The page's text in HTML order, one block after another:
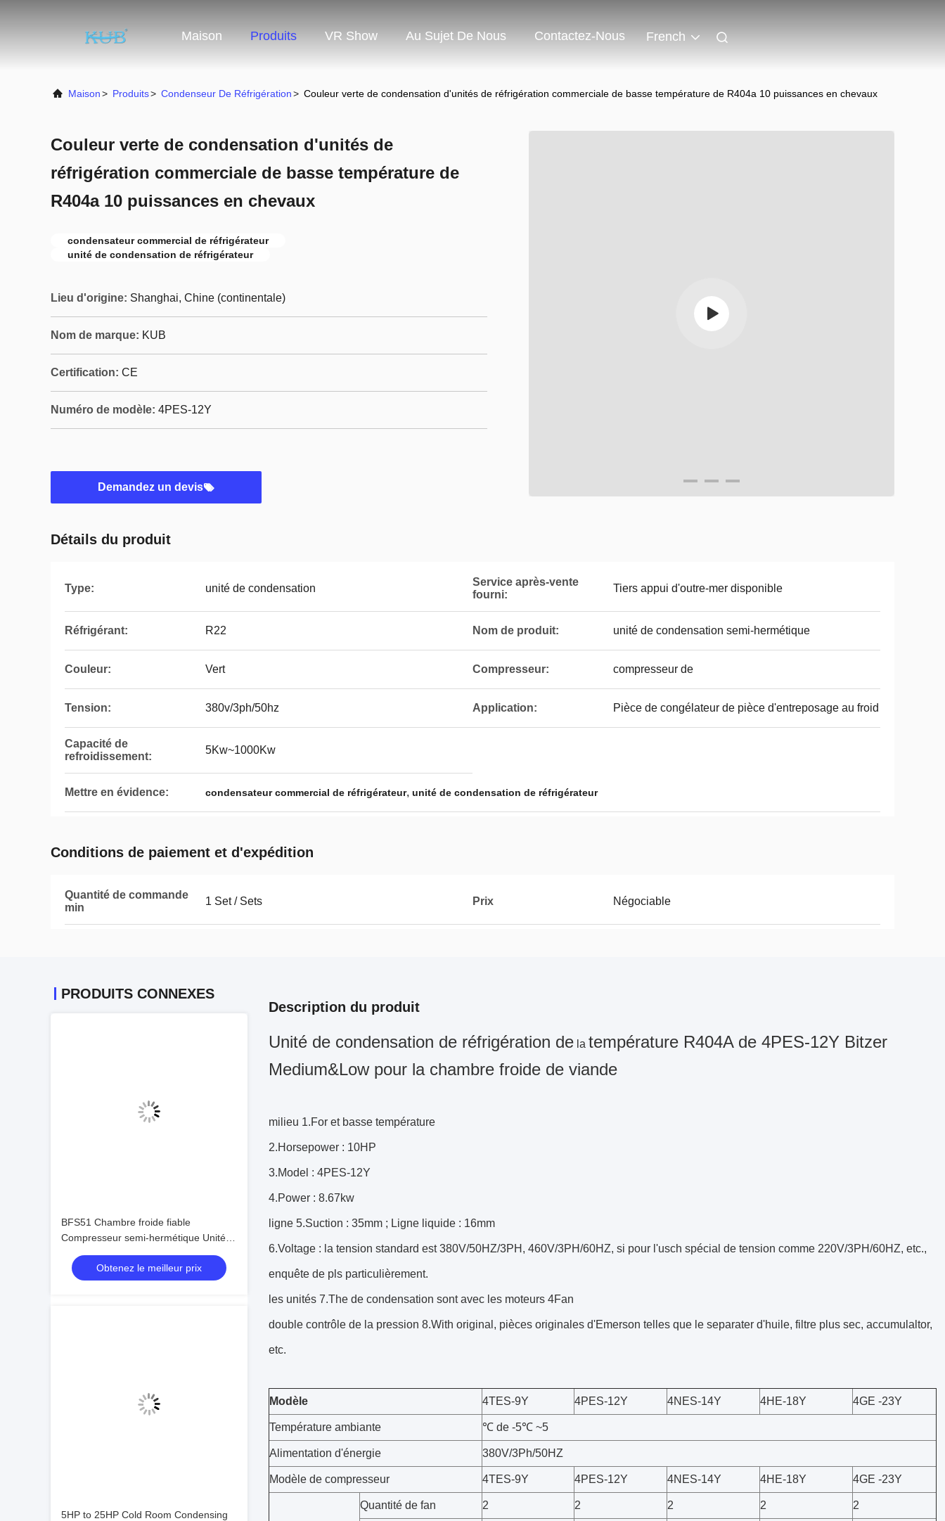
Maison Produits VR Show Au Sujet De Nous Contactez-Nous French
Maison> Produits> Condenseur De Réfrigération> Couleur verte de condensation d'unités de réfrigération commerciale de basse température de R404a 10 puissances en chevaux
Couleur verte de condensation d'unités de
réfrigération commerciale de basse température de
R404a 10 puissances en chevaux
condensateur commercial de réfrigérateur
unité de condensation de réfrigérateur
Lieu d'origine: Shanghai, Chine (continentale)
Nom de marque: KUB
Certification: CE
Numéro de modèle: 4PES-12Y
Demandez un devis
Détails du produit
Type: unité de condensation
Service après-vente
fourni:
Tiers appui d'outre-mer disponible
Réfrigérant: R22 Nom de produit: unité de condensation semi-hermétique
Couleur: Vert Compresseur: compresseur de
Tension: 380v/3ph/50hz Application: Pièce de congélateur de pièce d'entreposage au froid
Capacité de
refroidissement:
5Kw~1000Kw
Mettre en évidence: condensateur commercial de réfrigérateur, unité de condensation de réfrigérateur
Conditions de paiement et d'expédition
Quantité de commande
min
1 Set / Sets Prix Négociable
PRODUITS CONNEXES
BFS51 Chambre froide fiable
Compresseur semi-hermétique Unité
de condensation de stockage à froid
Unité de réfrigération facile à utiliser
Obtenez le meilleur prix
5HP to 25HP Cold Room Condensing
Description du produit
Unité de condensation de réfrigération de la température R404A de 4PES-12Y Bitzer
Medium&Low pour la chambre froide de viande
milieu 1.For et basse température
2.Horsepower : 10HP
3.Model : 4PES-12Y
4.Power : 8.67kw
ligne 5.Suction : 35mm ; Ligne liquide : 16mm
6.Voltage : la tension standard est380V/50HZ/3PH, 460V/3PH/60HZ, si pour l'usch spécial de tension comme 220V/3PH/60HZ, etc.,
enquête de pls particulièrement.
les unités 7.The de condensation sont avec les moteurs 4Fan
double contrôle de la pression 8.With original, pièces originales d'Emerson telles que le separater d'huile, filtre plus sec, accumulaltor,
etc.
Modèle 4TES-9Y 4PES-12Y 4NES-14Y 4HE-18Y 4GE -23Y
Température ambiante ℃ de -5℃ ~5
Alimentation d'énergie 380V/3Ph/50HZ
Modèle de compresseur 4TES-9Y 4PES-12Y 4NES-14Y 4HE-18Y 4GE -23Y
Quantité de fan 2 2 2 2 2